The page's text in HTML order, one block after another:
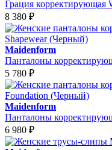
Грация корректирующая
8 380 ₽
Maidenform
Панталоны
5 780 ₽
Maidenform
Панталоны
6 980 ₽